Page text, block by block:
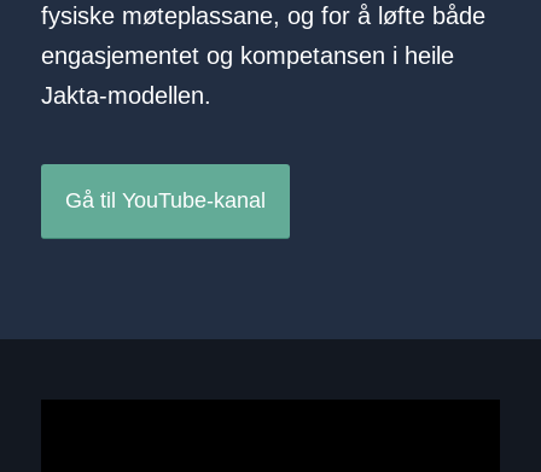
fysiske møteplassane, og for å løfte både
engasjementet og kompetansen i heile
Jakta-modellen.
Gå til YouTube-kanal